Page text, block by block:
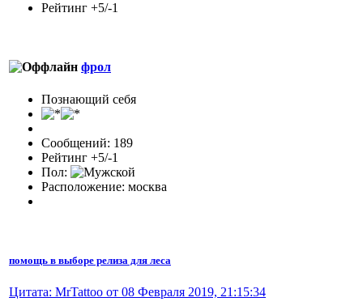
Рейтинг +5/-1
фрол
Познающий себя
Сообщений: 189
Рейтинг +5/-1
Пол:
Расположение: москва
помощь в выборе релиза для леса
Цитата: MrTattoo от 08 Февраля 2019, 21:15:34